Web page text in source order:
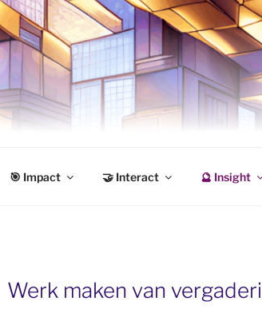
🎯 Impact 🤝 Interact 🔮 Insight
Werk maken van